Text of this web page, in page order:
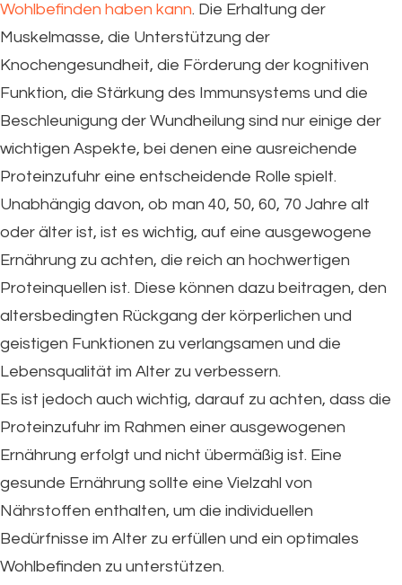
Wohlbefinden haben kann. Die Erhaltung der
Muskelmasse, die Unterstützung der
Knochengesundheit, die Förderung der kognitiven
Funktion, die Stärkung des Immunsystems und die
Beschleunigung der Wundheilung sind nur einige der
wichtigen Aspekte, bei denen eine ausreichende
Proteinzufuhr eine entscheidende Rolle spielt.
Unabhängig davon, ob man 40, 50, 60, 70 Jahre alt
oder älter ist, ist es wichtig, auf eine ausgewogene
Ernährung zu achten, die reich an hochwertigen
Proteinquellen ist. Diese können dazu beitragen, den
altersbedingten Rückgang der körperlichen und
geistigen Funktionen zu verlangsamen und die
Lebensqualität im Alter zu verbessern.
Es ist jedoch auch wichtig, darauf zu achten, dass die
Proteinzufuhr im Rahmen einer ausgewogenen
Ernährung erfolgt und nicht übermäßig ist. Eine
gesunde Ernährung sollte eine Vielzahl von
Nährstoffen enthalten, um die individuellen
Bedürfnisse im Alter zu erfüllen und ein optimales
Wohlbefinden zu unterstützen.